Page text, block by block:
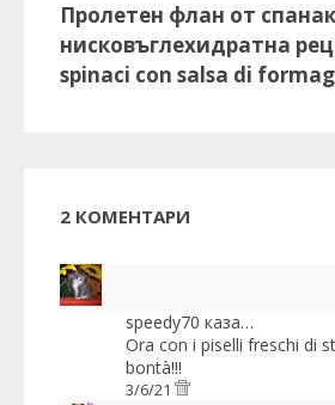
Пролетен флан от
нисковъглехидратна
spinaci con salsa di
2 КОМЕНТАРИ
speedy70 каза…
Ora con i piselli freschi di
bontà!!!
3/6/21